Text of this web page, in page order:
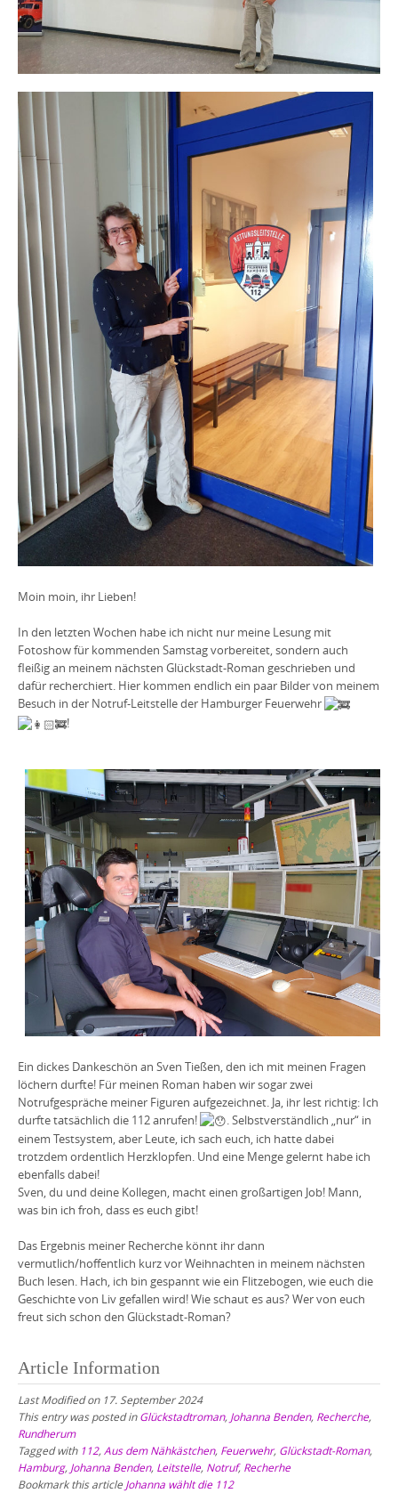
Moin moin, ihr Lieben!
In den letzten Wochen habe ich nicht nur meine Lesung mit
Fotoshow für kommenden Samstag vorbereitet, sondern auch
fleißig an meinem nächsten Glückstadt-Roman geschrieben und
dafür recherchiert. Hier kommen endlich ein paar Bilder von meinem
Besuch in der Notruf-Leitstelle der Hamburger Feuerwehr
!
Ein dickes Dankeschön an Sven Tießen, den ich mit meinen Fragen
löchern durfte! Für meinen Roman haben wir sogar zwei
Notrufgespräche meiner Figuren aufgezeichnet. Ja, ihr lest richtig: Ich
durfte tatsächlich die 112 anrufen!
. Selbstverständlich „nur“ in
einem Testsystem, aber Leute, ich sach euch, ich hatte dabei
trotzdem ordentlich Herzklopfen. Und eine Menge gelernt habe ich
ebenfalls dabei!
Sven, du und deine Kollegen, macht einen großartigen Job! Mann,
was bin ich froh, dass es euch gibt!
Das Ergebnis meiner Recherche könnt ihr dann
vermutlich/hoffentlich kurz vor Weihnachten in meinem nächsten
Buch lesen. Hach, ich bin gespannt wie ein Flitzebogen, wie euch die
Geschichte von Liv gefallen wird! Wie schaut es aus? Wer von euch
freut sich schon den Glückstadt-Roman?
Article Information
Last Modified on 17. September 2024
This entry was posted inGlückstadtroman, Johanna Benden, Recherche,
Rundherum
Tagged with 112,Aus dem Nähkästchen, Feuerwehr, Glückstadt-Roman,
Hamburg, Johanna Benden, Leitstelle, Notruf, Recherhe
Bookmark this article Johanna wählt die 112